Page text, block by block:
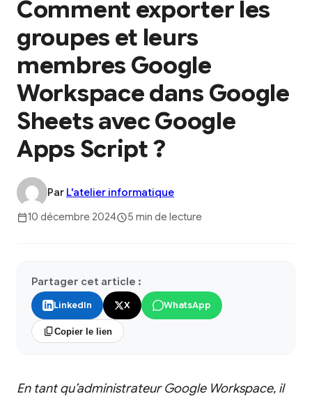
Comment exporter les
groupes et leurs
membres Google
Workspace dans Google
Sheets avec Google
Apps Script ?
Par L'atelier informatique
10 décembre 2024
5 min de lecture
Partager cet article :
LinkedIn X WhatsApp
Copier le lien
En tant qu’administrateur Google Workspace, il